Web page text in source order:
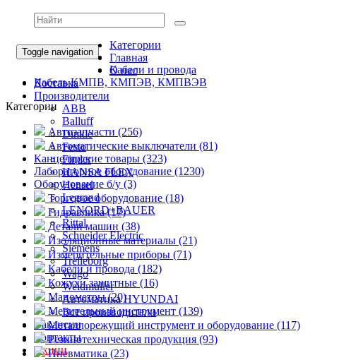
Toggle navigation
Категории
Главная
О нас
Доставка
Производители
ABB
Balluff
Dinkle
Festo
Finder
HANSA FLEX
Hensel
Legrand
LENORD+BAUER
Rittal
Schneider Electric
Siemens
Trelleborg
Wago
Weidmuller
Автоматика HYUNDAI
Все производители
Вакансии
Контакты
Акции
Кабели и провода
Кабель КМПВ, КМПЭВ, КМПВЭВ
Категории
Автозапчасти (256)
Автоматические выключатели (81)
Канцелярские товары (323)
Лабораторное оборудование (1230)
Оборудование б/у (3)
Торговое оборудование (18)
Гидравлика (17)
Детали машин (38)
Изоляционные материалы (21)
Измерительные приборы (71)
Кабели и провода (182)
Кожухи защитные (16)
Манометры (20)
Мерительный инструмент (139)
Металлорежущий инструмент и оборудование (117)
Резинотехническая продукция (93)
Пневматика (23)